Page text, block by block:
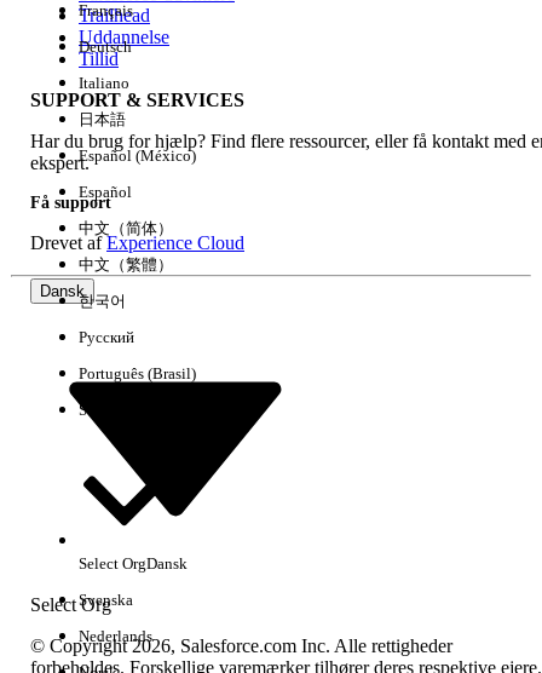
Trailhead
Uddannelse
Tillid
SUPPORT & SERVICES
Har du brug for hjælp? Find flere ressourcer, eller få kontakt med
ekspert.
Få support
Drevet afExperience Cloud
Dansk
Select Org
Français
Deutsch
Italiano
日本語
Español (México)
Español
中文（简体）
中文（繁體）
한국어
Русский
Português (Brasil)
Suomi
Select OrgDansk
Svenska
Nederlands
© Copyright 2026, Salesforce.com Inc. Alle rettigheder
forbeholdes. Forskellige varemærker tilhører deres respektive ejere.